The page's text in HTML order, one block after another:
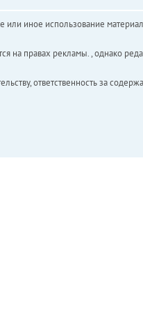
иное использование
правах рекламы. , однако
ответственность за